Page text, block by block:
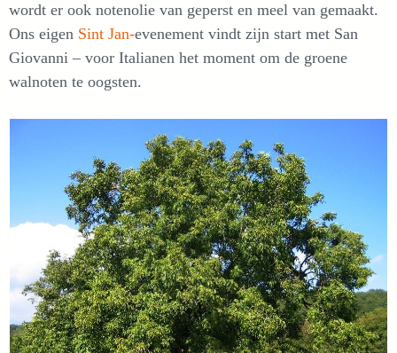
wordt er ook notenolie van geperst en meel van gemaakt.
Ons eigen Sint Jan-evenement vindt zijn start met San
Giovanni – voor Italianen het moment om de groene
walnoten te oogsten.